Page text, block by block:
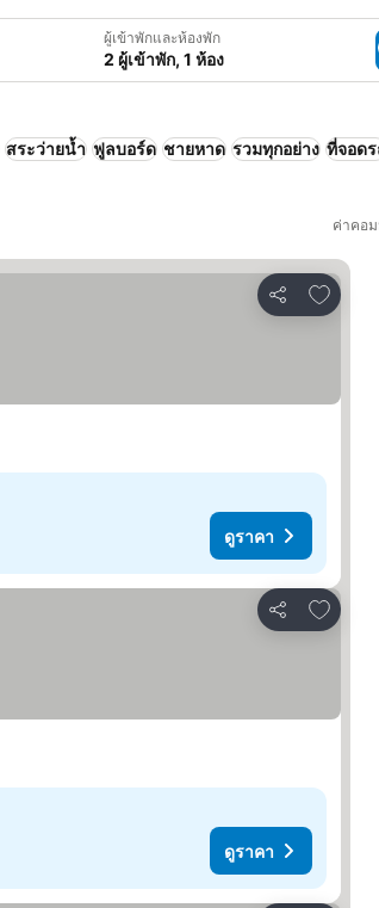
ผู้เข้าพักและห้องพัก
2 ผู้เข้าพัก, 1 ห้อง
สระว่ายน้ำ ฟูลบอร์ด ชายหาด รวมทุกอย่าง ที่จอด
ค่าคอ
แชร์
เพิ่มในร
ดูราคา
แชร์
เพิ่มในร
ดูราคา